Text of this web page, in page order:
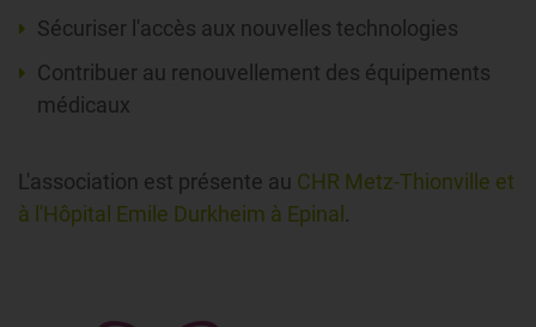
Sécuriser l'accès aux nouvelles technologies
Contribuer au renouvellement des équipements
médicaux
L'association est présente au CHR Metz-Thionville et
à l'Hôpital Emile Durkheim à Epinal .